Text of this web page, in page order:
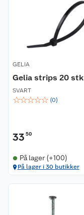
GELIA
Gelia strips 20 stk
SVART
☆☆☆☆☆ (0)
33 50
På lager (+100)
På lager i 30 butikker